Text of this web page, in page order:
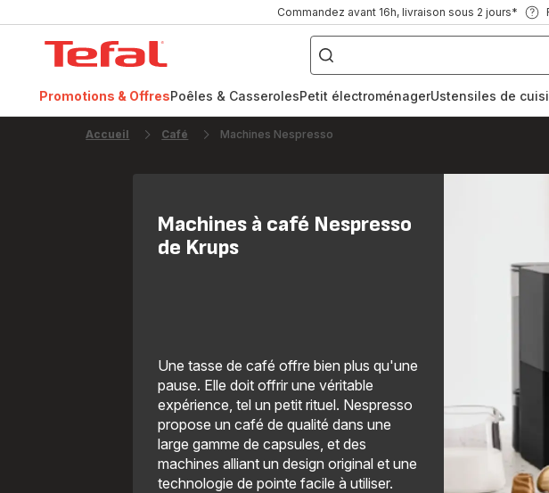
Commandez avant 16h, livraison sous 2 jours*
Que
recherchez-
vous
Promotions & OffresPoêles & CasserolesPetit électroménagerUstensiles de
Accueil Café Machines Nespresso
Machines à café Nespresso
de Krups
Une tasse de café offre bien plus qu'une
pause. Elle doit offrir une véritable
expérience, tel un petit rituel. Nespresso
propose un café de qualité dans une
large gamme de capsules, et des
machines alliant un design original et une
technologie de pointe facile à utiliser.